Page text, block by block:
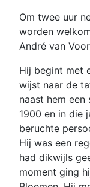
Om twee uur
worden
André van
Hij begint met
wijst naar de
naast hem een
1900 en in die
beruchte
Hij was een
had dikwijls
moment ging